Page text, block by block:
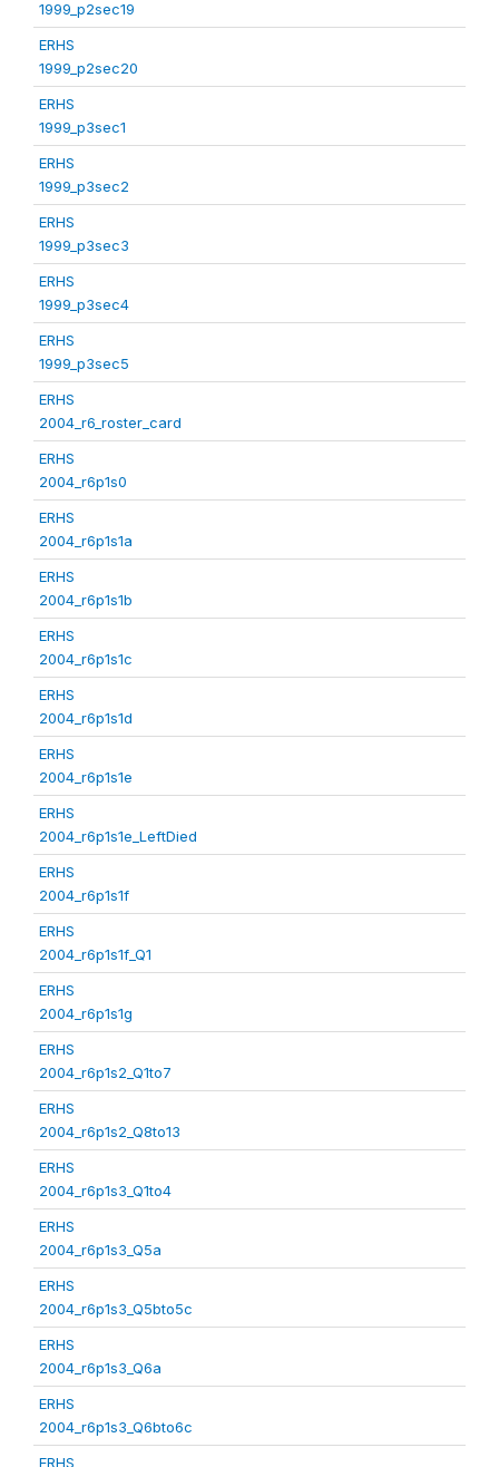
1999_p2sec19
ERHS
1999_p2sec20
ERHS
1999_p3sec1
ERHS
1999_p3sec2
ERHS
1999_p3sec3
ERHS
1999_p3sec4
ERHS
1999_p3sec5
ERHS
2004_r6_roster_card
ERHS
2004_r6p1s0
ERHS
2004_r6p1s1a
ERHS
2004_r6p1s1b
ERHS
2004_r6p1s1c
ERHS
2004_r6p1s1d
ERHS
2004_r6p1s1e
ERHS
2004_r6p1s1e_LeftDied
ERHS
2004_r6p1s1f
ERHS
2004_r6p1s1f_Q1
ERHS
2004_r6p1s1g
ERHS
2004_r6p1s2_Q1to7
ERHS
2004_r6p1s2_Q8to13
ERHS
2004_r6p1s3_Q1to4
ERHS
2004_r6p1s3_Q5a
ERHS
2004_r6p1s3_Q5bto5c
ERHS
2004_r6p1s3_Q6a
ERHS
2004_r6p1s3_Q6bto6c
ERHS